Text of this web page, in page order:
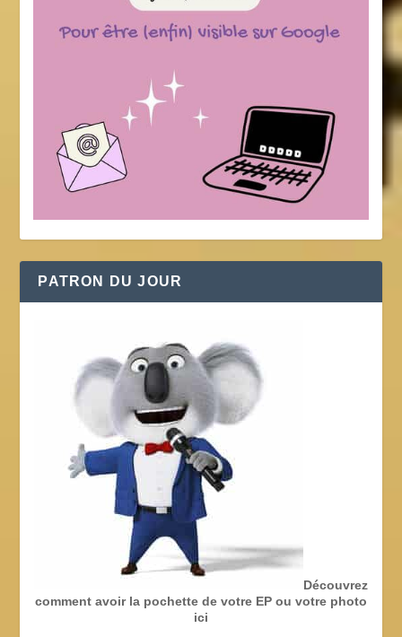
PATRON DU JOUR
Découvrez
comment avoir la pochette de votre EP ou votre photo
ici